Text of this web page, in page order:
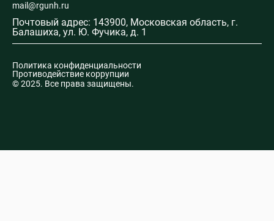
mail@rgunh.ru
Почтовый адрес: 143900, Московская область, г.
Балашиха, ул. Ю. Фучика, д. 1
© 2025. Все права защищены.
Политика конфиденциальности
Противодействие коррупции